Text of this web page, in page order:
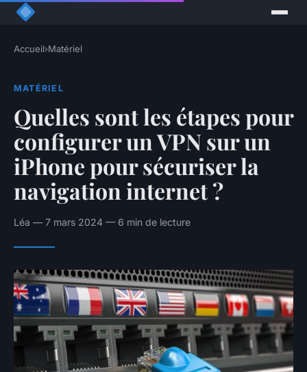
Accueil›Matériel
MATÉRIEL
Quelles sont les étapes pour
configurer un VPN sur un
iPhone pour sécuriser la
navigation internet ?
Léa — 7 mars 2024 — 6 min de lecture